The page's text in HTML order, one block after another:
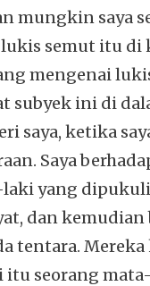
mungkin saya
lukis semut itu di
mengenai
subyek ini di
saya, ketika
Saya
laki yang
dan kemudian
tentara.
itu seorang